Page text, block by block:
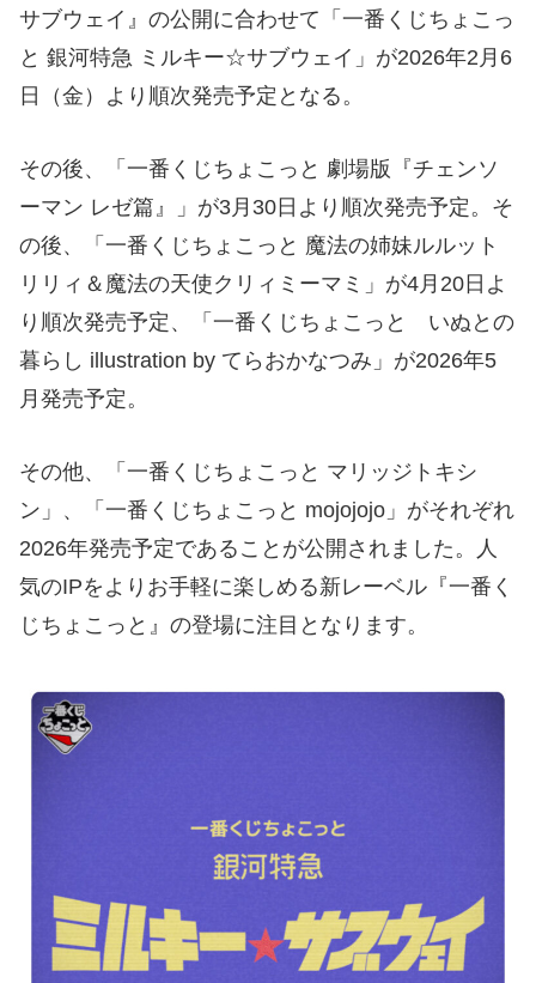
サブウェイ』の公開に合わせて「一番くじちょこっ
と 銀河特急 ミルキー☆サブウェイ」が2026年2月6
日（金）より順次発売予定となる。
その後、「一番くじちょこっと 劇場版『チェンソ
ーマン レゼ篇』」が3月30日より順次発売予定。そ
の後、「一番くじちょこっと 魔法の姉妹ルルット
リリィ＆魔法の天使クリィミーマミ」が4月20日よ
り順次発売予定、「一番くじちょこっと いぬとの
暮らし illustration by てらおかなつみ」が2026年5
月発売予定。
その他、「一番くじちょこっと マリッジトキシ
ン」、「一番くじちょこっと mojojojo」がそれぞれ
2026年発売予定であることが公開されました。人
気のIPをよりお手軽に楽しめる新レーベル『一番く
じちょこっと』の登場に注目となります。